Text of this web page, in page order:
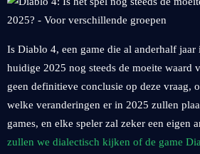
Is Diablo 4, een game die al anderhalf
huidige 2025 nog steeds de moeite waard
geen definitieve conclusie op deze vraag,
welke veranderingen er in 2025 zullen
games, en elke speler zal zeker een eigen
zullen we dialectisch kijken of de game